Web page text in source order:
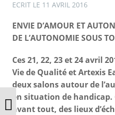
Passer en
ECRIT LE 11 AVRIL 2016
ENVIE D’AMOUR ET
DE L’AUTONOMIE SOUS
Ces 21, 22, 23 et 24 avril
Vie de Qualité et Artexis
deux salons autour de
en situation de handicap.
avant tout, des lieux